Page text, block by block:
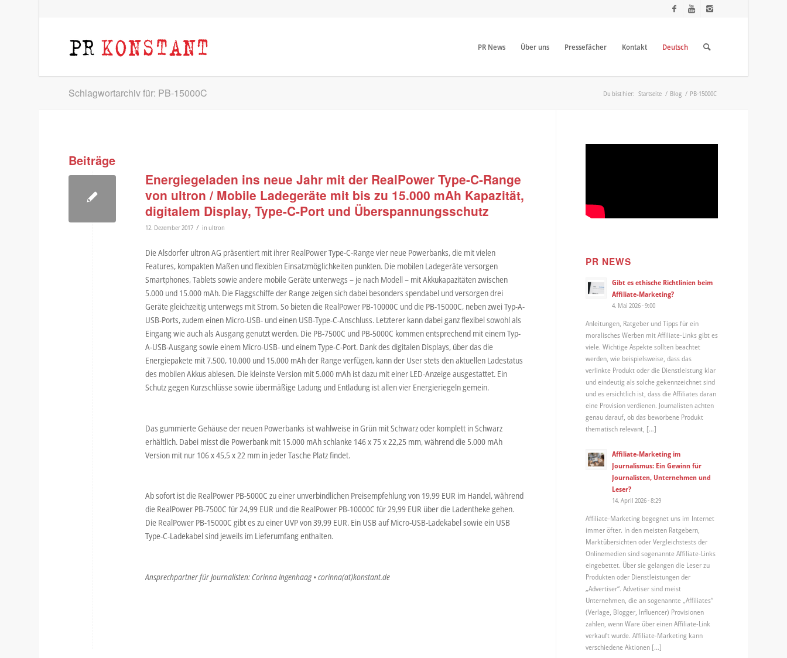
PR News Über uns Pressefächer Kontakt Deutsch
Schlagwortarchiv für: PB-15000C Du bist hier: Startseite / Blog / PB-15000C
Beiträge
Energiegeladen ins neue Jahr mit der RealPower Type-C-Range
von ultron / Mobile Ladegeräte mit bis zu 15.000 mAh Kapazität,
digitalem Display, Type-C-Port und Überspannungsschutz
12. Dezember 2017 / in ultron
Die Alsdorfer ultron AG präsentiert mit ihrer RealPower Type-C-Range vier neue Powerbanks, die mit vielen
Features, kompakten Maßen und flexiblen Einsatzmöglichkeiten punkten. Die mobilen Ladegeräte versorgen
Smartphones, Tablets sowie andere mobile Geräte unterwegs – je nach Modell – mit Akkukapazitäten zwischen
5.000 und 15.000 mAh. Die Flaggschiffe der Range zeigen sich dabei besonders spendabel und versorgen drei
Geräte gleichzeitig unterwegs mit Strom. So bieten die RealPower PB-10000C und die PB-15000C, neben zwei Typ-A-
USB-Ports, zudem einen Micro-USB- und einen USB-Type-C-Anschluss. Letzterer kann dabei ganz flexibel sowohl als
Eingang wie auch als Ausgang genutzt werden. Die PB-7500C und PB-5000C kommen entsprechend mit einem Typ-
A-USB-Ausgang sowie einem Micro-USB- und einem Type-C-Port. Dank des digitalen Displays, über das die
Energiepakete mit 7.500, 10.000 und 15.000 mAh der Range verfügen, kann der User stets den aktuellen Ladestatus
des mobilen Akkus ablesen. Die kleinste Version mit 5.000 mAh ist dazu mit einer LED-Anzeige ausgestattet. Ein
Schutz gegen Kurzschlüsse sowie übermäßige Ladung und Entladung ist allen vier Energieriegeln gemein.
Das gummierte Gehäuse der neuen Powerbanks ist wahlweise in Grün mit Schwarz oder komplett in Schwarz
erhältlich. Dabei misst die Powerbank mit 15.000 mAh schlanke 146 x 75 x 22,25 mm, während die 5.000 mAh
Version mit nur 106 x 45,5 x 22 mm in jeder Tasche Platz findet.
Ab sofort ist die RealPower PB-5000C zu einer unverbindlichen Preisempfehlung von 19,99 EUR im Handel, während
die RealPower PB-7500C für 24,99 EUR und die RealPower PB-10000C für 29,99 EUR über die Ladentheke gehen.
Die RealPower PB-15000C gibt es zu einer UVP von 39,99 EUR. Ein USB auf Micro-USB-Ladekabel sowie ein USB
Type-C-Ladekabel sind jeweils im Lieferumfang enthalten.
Ansprechpartner für Journalisten: Corinna Ingenhaag • corinna(at)konstant.de
PR NEWS
Gibt es ethische Richtlinien beim
Affiliate-Marketing?
4. Mai 2026 - 9:00
Anleitungen, Ratgeber und Tipps für ein
moralisches Werben mit Affiliate-Links gibt es
viele. Wichtige Aspekte sollten beachtet
werden, wie beispielsweise, dass das
verlinkte Produkt oder die Dienstleistung klar
und eindeutig als solche gekennzeichnet sind
und es ersichtlich ist, dass die Affiliates daran
eine Provision verdienen. Journalisten achten
genau darauf, ob das beworbene Produkt
thematisch relevant, […]
Affiliate-Marketing im
Journalismus: Ein Gewinn für
Journalisten, Unternehmen und
Leser?
14. April 2026 - 8:29
Affiliate-Marketing begegnet uns im Internet
immer öfter. In den meisten Ratgebern,
Marktübersichten oder Vergleichstests der
Onlinemedien sind sogenannte Affiliate-Links
eingebettet. Über sie gelangen die Leser zu
Produkten oder Dienstleistungen der
„Advertiser“. Advetiser sind meist
Unternehmen, die an sogenannte „Affiliates“
(Verlage, Blogger, Influencer) Provisionen
zahlen, wenn Ware über einen Affiliate-Link
verkauft wurde. Affiliate-Marketing kann
verschiedene Aktionen […]